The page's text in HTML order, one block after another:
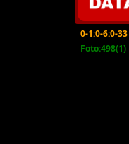
0-1:0-6:0-33
Foto:498(1)